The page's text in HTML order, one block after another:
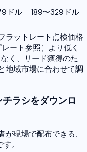
ドル 189〜329ドル
ラットレート点検価格
ート参照）より低く
く、リード獲得のた
地域市場に合わせて調
ラシをダウンロ
現場で配布できる、
。